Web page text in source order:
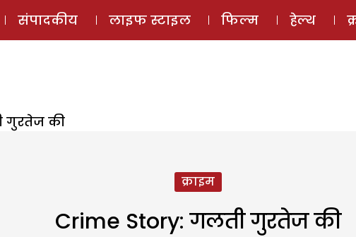
ई-मैगज़ीन
संपादकीय लाइफ स्टाइल फिल्म हेल्थ
गुरतेज की
क्राइम
Crime Story: गलती गुरतेज की